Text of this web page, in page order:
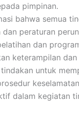
pimpinan.
bahwa semua
dan peraturan
dan
keterampilan dan
untuk
dalam kegiatan